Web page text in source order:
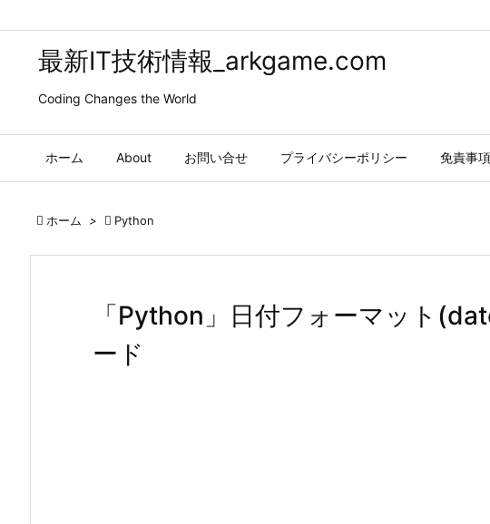
最新IT技術情報_arkgame.com
Coding Changes the World
ホーム About お問い合せ プライバシーポリシー 免責事項
 ホーム >  Python
「Python」日付フォーマット
ード